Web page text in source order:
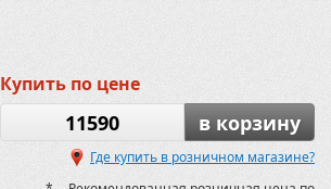
Полезные аксессуары для джиперов и
пикапов
Прицепы ATV
Купить по цене
11590 в корзину
Где купить в розничном магазине?